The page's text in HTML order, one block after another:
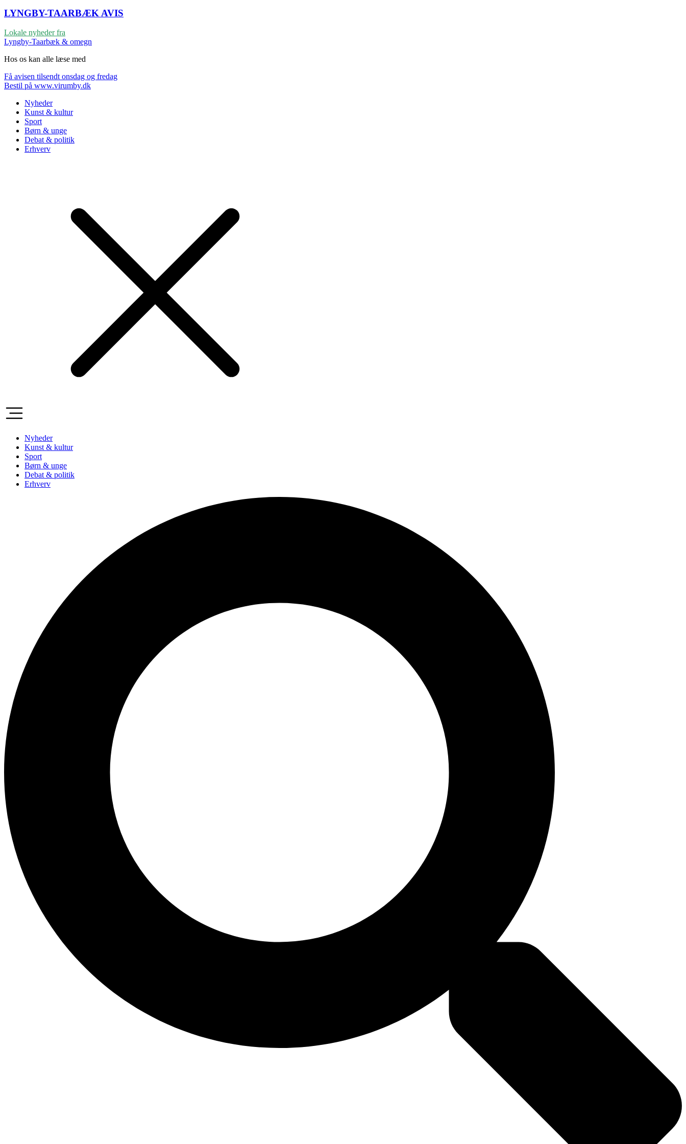
LYNGBY-TAARBÆK AVIS
Lokale nyheder fra
Lyngby-Taarbæk & omegn
Hos os kan alle læse med
Få avisen tilsendt onsdag og fredag
Bestil på www.virumby.dk
Nyheder
Kunst & kultur
Sport
Børn & unge
Debat & politik
Erhverv
Nyheder
Kunst & kultur
Sport
Børn & unge
Debat & politik
Erhverv